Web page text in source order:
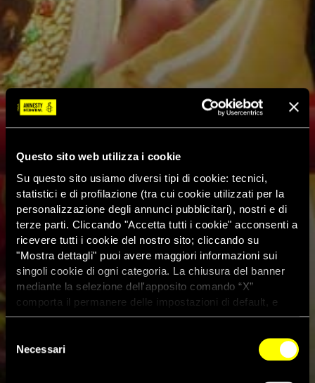
Questo sito web utilizza i cookie
Su questo sito usiamo diversi tipi di cookie: tecnici,
statistici e di profilazione (tra cui cookie utilizzati per la
personalizzazione degli annunci pubblicitari), nostri e di
terze parti. Cliccando "Accetta tutti i cookie" acconsenti a
ricevere tutti i cookie del nostro sito; cliccando su
"Mostra dettagli" puoi avere maggiori informazioni sui
singoli cookie di ogni categoria. La chiusura del banner
mediante la selezione dell'apposito comando “X”
comporta il permanere delle impostazioni di default, e
dunque la continuazione della navigazione con i cookie
dei cookie attivi sul sito clicca
delNecessari